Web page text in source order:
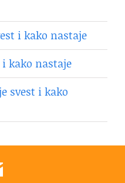
i kako nastaje
i kako nastaje
svest i kako